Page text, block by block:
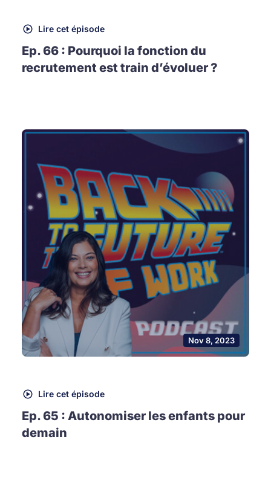
Lire cet épisode
Ep. 66 : Pourquoi la fonction du
recrutement est train d’évoluer ?
Nov 8, 2023
Lire cet épisode
Ep. 65 : Autonomiser les enfants pour
demain